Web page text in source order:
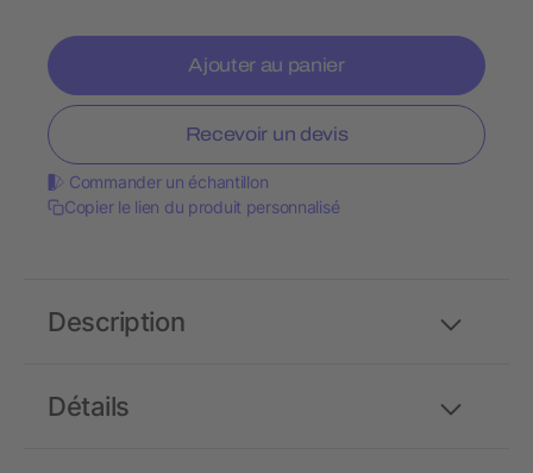
Ajouter au panier
Recevoir un devis
Commander un échantillon
Copier le lien du produit personnalisé
Détails
Description